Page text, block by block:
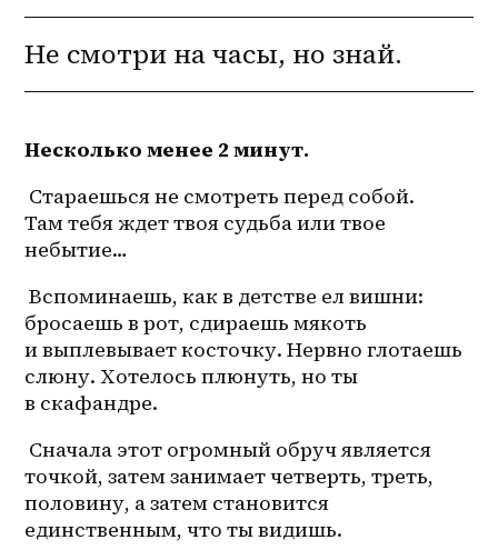
Не смотри на часы, но знай.
Несколько менее 2 минут.
Там тебя ждет твоя судьба или твое
небытие…
Вспоминаешь, как в детстве ел вишни:
бросаешь в рот, сдираешь мякоть
и выплевывает косточку. Нервно глотаешь
слюну. Хотелось плюнуть, но ты
в скафандре.
точкой, затем занимает четверть, треть,
половину, а затем становится
единственным, что ты видишь.